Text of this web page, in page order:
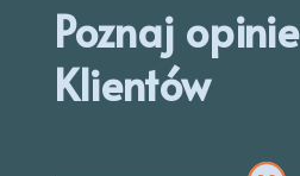
Poznaj
Klientów